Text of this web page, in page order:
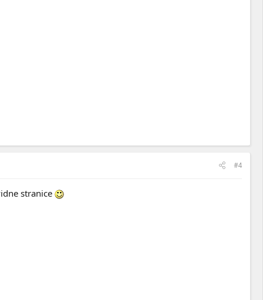
#4
stranice